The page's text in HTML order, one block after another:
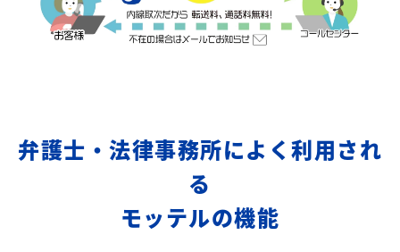
弁護士・法律事務所によく利用され
る
モッテルの機能